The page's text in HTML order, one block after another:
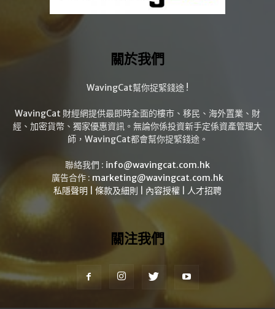
關於我們
WavingCat幫你捉緊錢途 !
WavingCat 財經網提供最即時全面的樓市、移民、海外置業、財
經、加密貨幣、獨家優惠資訊。無論你係投資新手定係資產管理大
師，WavingCat都會幫你捉緊錢途。
聯絡我們 : info@wavingcat.com.hk
廣告合作 : marketing@wavingcat.com.hk
私隱聲明
條款及細則 內容授權 人才招聘
關注我們